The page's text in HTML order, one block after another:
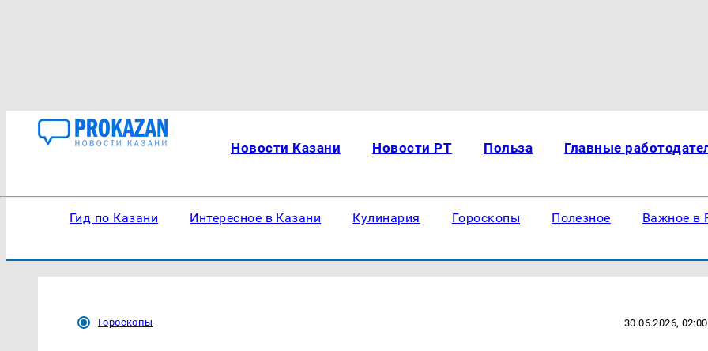
Новости Казани Новости РТ Польза Главные
Гид по Казани Интересное в Казани Кулинария Гороскопы Полезное Важное в
Гороскопы 30.06.2026, 02:00